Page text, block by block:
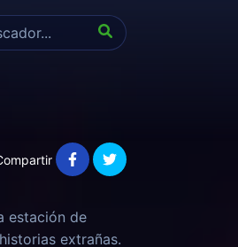
estación de
extrañas.